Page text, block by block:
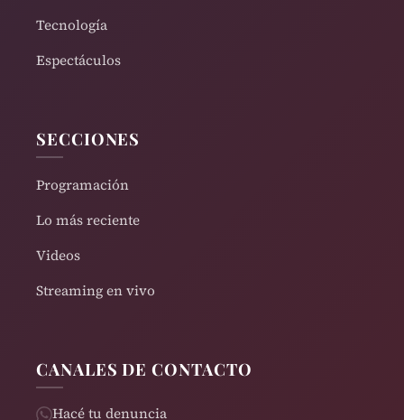
Tecnología
Espectáculos
SECCIONES
Programación
Lo más reciente
Videos
Streaming en vivo
CANALES DE CONTACTO
Hacé tu denuncia